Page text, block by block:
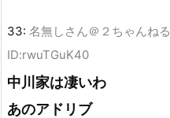
33: 名無しさん＠２ちゃんねる
ID:rwuTGuK40
中川家は凄いわ
あのアドリブ